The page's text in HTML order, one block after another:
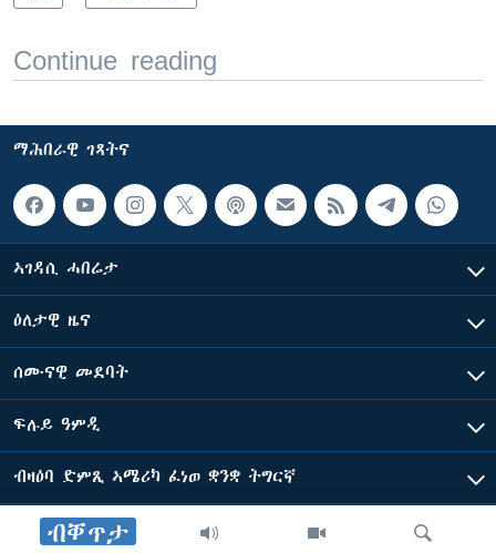
ብቐጥታ
Continue reading
ማሕበራዊ ገጻትና
ኣገዳሲ ሓበሬታ
ዕለታዊ ዜና
ሰሙናዊ መደባት
ፍሉይ ዓምዲ
ብዛዕባ ድምጺ ኣሜሪካ ፈነወ ቋንቋ ትግርኛ
ድምጺ ኣመሪካ ብመሰል ጸሓፊ ዝተሓለወዩ።